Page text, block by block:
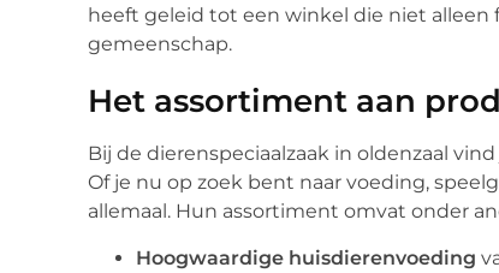
heeft geleid tot een winkel die niet alleen
gemeenschap.
Het assortiment aan
Bij de dierenspeciaalzaak in oldenzaal
Of je nu op zoek bent naar voeding,
allemaal. Hun assortiment omvat onder
Hoogwaardige huisdierenvoeding